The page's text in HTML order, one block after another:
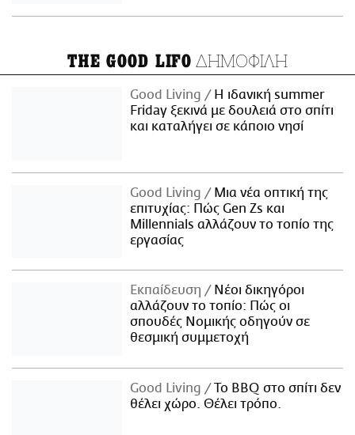
THE GOOD LIFO ΔΗΜΟΦΙΛΗ
Good Living
Η ιδανική summer
Friday ξεκινά με δουλειά στο σπίτι
και καταλήγει σε κάποιο νησί
Good Living
Μια νέα οπτική της
επιτυχίας: Πώς Gen Zs και
Millennials αλλάζουν το τοπίο της
εργασίας
Εκπαίδευση
Νέοι δικηγόροι
αλλάζουν το τοπίο: Πώς οι
σπουδές Νομικής οδηγούν σε
θεσμική συμμετοχή
Good Living
Το BBQ στο σπίτι δεν
θέλει χώρο. Θέλει τρόπο.